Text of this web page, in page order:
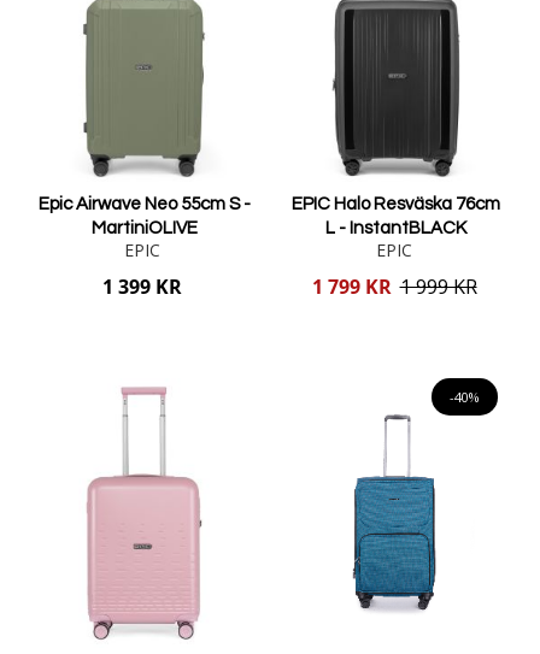
Epic Airwave Neo 55cm S -
MartiniOLIVE
EPIC
1 399 KR
EPIC Halo Resväska 76cm
L - InstantBLACK
EPIC
Reducerat
1 799 KR 1 999 KR
-40%